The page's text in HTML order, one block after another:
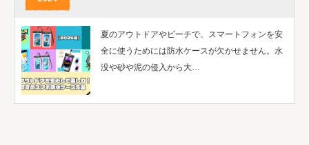
夏のアウトドアやビーチで、スマートフォンを安
全に使うためには防水ケースが欠かせません。水
没や砂や泥の侵入から大…